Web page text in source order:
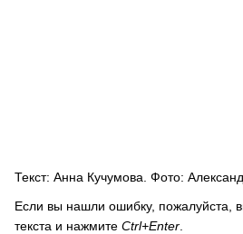
Текст: Анна Кучумова. Фото:
Если вы нашли ошибку, пожалуйста,
текста и нажмите Ctrl+Enter